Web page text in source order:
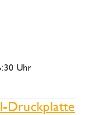
Uhr
Druckplatte